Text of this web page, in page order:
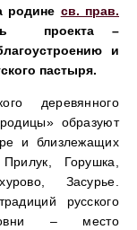
родине св. прав.
проекта –
и
пастыря.
деревянного
образуют
и близлежащих
Горушка,
Засурье.
русского
– место